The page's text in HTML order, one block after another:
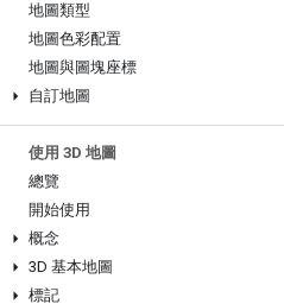
地圖類型
地圖色彩配置
地圖與圖塊座標
自訂地圖
使用 3D 地圖
總覽
開始使用
概念
3D 基本地圖
標記